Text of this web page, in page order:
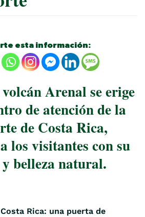
esta información:
Arenal se erige
de atención de la
de Costa Rica,
los visitantes con su
belleza natural.
Rica: una puerta de